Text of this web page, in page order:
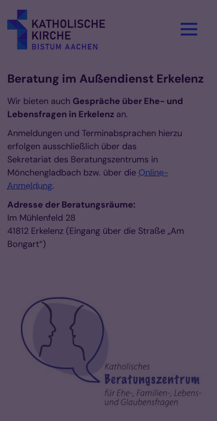
Beratung im Außendienst Erkelenz
Wir bieten auch Gespräche über Ehe- und
Lebensfragen in Erkelenz an.
Anmeldungen und Terminabsprachen hierzu
erfolgen ausschließlich über das
Sekretariat des Beratungszentrums in
Mönchengladbach bzw. über die Online-
Anmeldung.
Adresse der Beratungsräume:
Im Mühlenfeld 28
41812 Erkelenz (Eingang über die Straße „Am
Bongart“)